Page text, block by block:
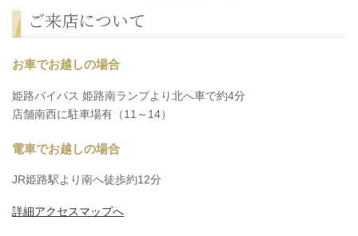
ご来店について
お車でお越しの場合
姫路バイパス 姫路南ランプより北へ車で約4分
店舗南西に駐車場有（11～14）
電車でお越しの場合
JR姫路駅より南へ徒歩約12分
詳細アクセスマップへ